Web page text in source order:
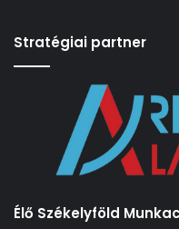
Stratégiai partner
Élő Székelyföld